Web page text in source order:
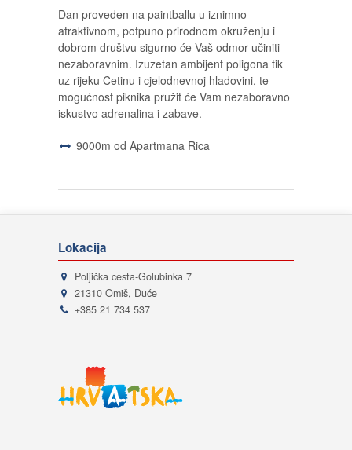
Dan proveden na paintballu u iznimno
atraktivnom, potpuno prirodnom okruženju i
dobrom društvu sigurno će Vaš odmor učiniti
nezaboravnim. Izuzetan ambijent poligona tik
uz rijeku Cetinu i cjelodnevnoj hladovini, te
mogućnost piknika pružit će Vam nezaboravno
iskustvo adrenalina i zabave.
9000m od Apartmana Rica
Lokacija
Poljička cesta-Golubinka 7
21310 Omiš, Duće
+385 21 734 537